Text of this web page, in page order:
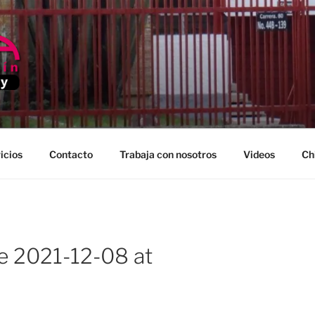
Contacto Trabaja con nosotros Videos
2021-12-08 at